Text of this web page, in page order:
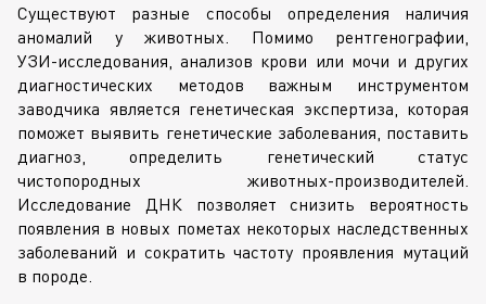
Существуют разные способы определения наличия
аномалий у животных. Помимо рентгенографии,
УЗИ-исследования , анализов крови или мочи и других
диагностических методов важным инструментом
заводчика является генетическая экспертиза, которая
поможет выявить генетические заболевания, поставить
диагноз, определить генетический статус
чистопородных животных-производителей
Исследование ДНК позволяет снизить вероятность
появления в новых пометах некоторых наследственных
заболеваний и сократить частоту проявления мутаций
в породе.